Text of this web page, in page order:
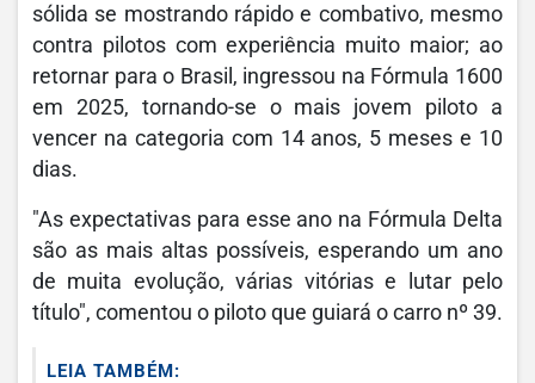
sólida se mostrando rápido e combativo, mesmo
contra pilotos com experiência muito maior; ao
retornar para o Brasil, ingressou na Fórmula 1600
em 2025, tornando-se o mais jovem piloto a
vencer na categoria com 14 anos, 5 meses e 10
dias.
"As expectativas para esse ano na Fórmula Delta
são as mais altas possíveis, esperando um ano
de muita evolução, várias vitórias e lutar pelo
título", comentou o piloto que guiará o carro nº 39.
LEIA TAMBÉM: